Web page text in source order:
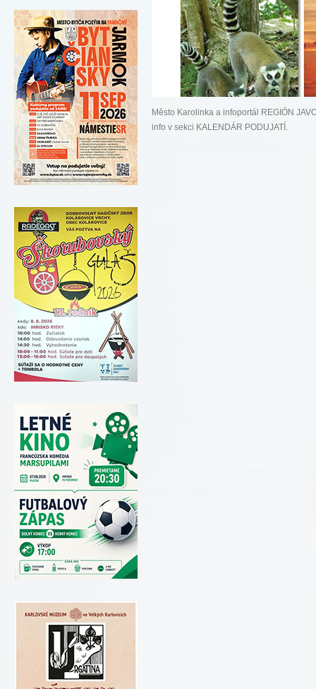
Město Karolinka a infoportál REGIÓN
info v sekci KALENDÁR PODUJATÍ.